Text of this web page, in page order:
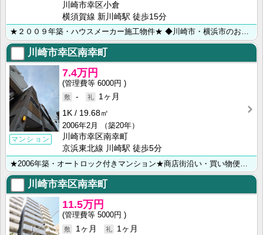
川崎市幸区小倉
横須賀線 新川崎駅 徒歩15分
★２００９年築・ハウスメーカー施工物件★ ◆川崎市・横浜市のお部屋探しは【ライフハウジング】にお任せ･･･
川崎市幸区南幸町
マンション
7.4万円
6000円
-
1ヶ月
1K
19.68㎡
2006年2月
（築20年）
川崎市幸区南幸町
京浜東北線 川崎駅 徒歩5分
川崎市幸区南幸町
11.5万円
5000円
1ヶ月
1ヶ月